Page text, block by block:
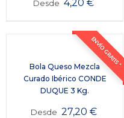
Desde 4,20€
ENVÍO GRATIS *
Bola Queso Mezcla
Curado Ibérico CONDE
DUQUE 3 Kg.
Desde 27,20 €